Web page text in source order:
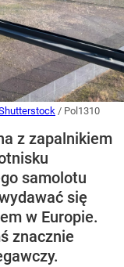
/ Pol1310
z zapalnikiem
samolotu
się
w Europie.
znacznie